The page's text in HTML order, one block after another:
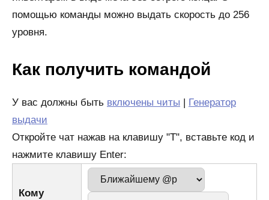
помощью команды можно выдать скорость до 256
уровня.
Как получить командой
У вас должны быть включены читы | Генератор
выдачи
Откройте чат нажав на клавишу "T", вставьте код и
нажмите клавишу Enter:
Кому